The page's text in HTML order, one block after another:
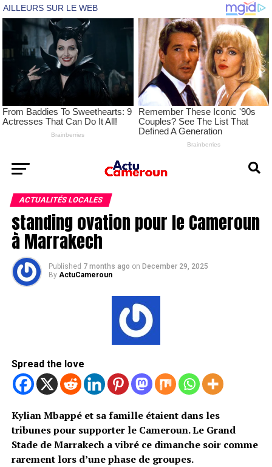
ACTUALITÉS LOCALES
standing ovation pour le Cameroun
à Marrakech
Published 7 months ago on December 29, 2025
By ActuCameroun
Spread the love
Kylian Mbappé et sa famille étaient dans les
tribunes pour supporter le Cameroun. Le Grand
Stade de Marrakech a vibré ce dimanche soir comme
rarement lors d’une phase de groupes.